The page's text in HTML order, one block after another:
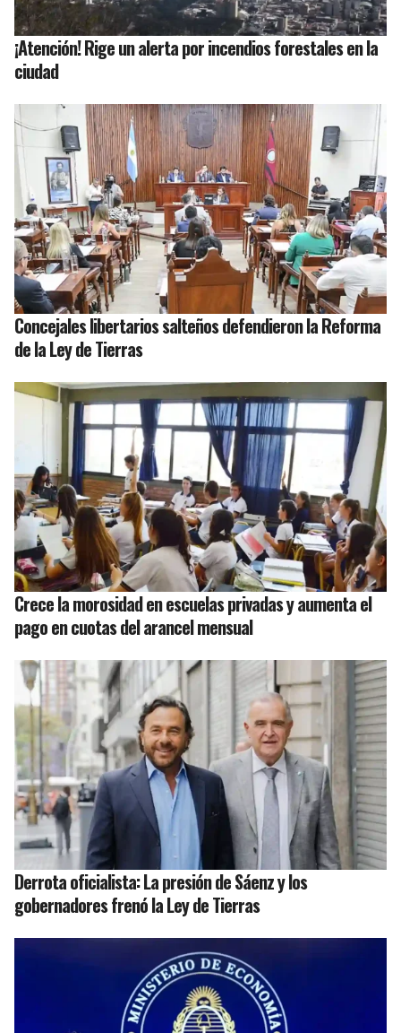
¡Atención! Rige un alerta por incendios forestales en la
ciudad
Concejales libertarios salteños defendieron la Reforma
de la Ley de Tierras
Crece la morosidad en escuelas privadas y aumenta el
pago en cuotas del arancel mensual
Derrota oficialista: La presión de Sáenz y los
gobernadores frenó la Ley de Tierras